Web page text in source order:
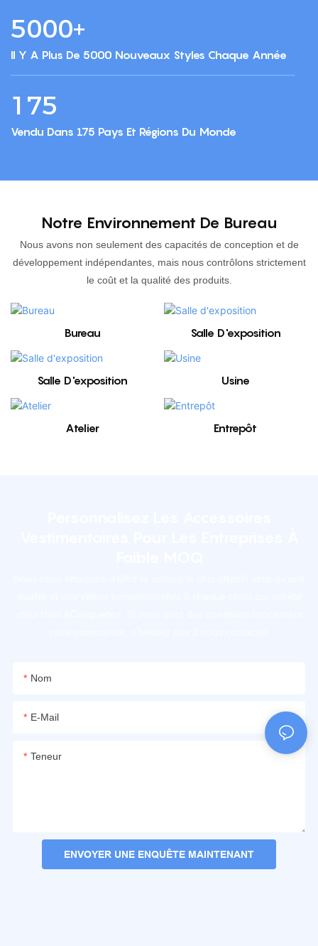
5000+
Il Y A Plus De 5000 Nouveaux Styles Chaque Année
175
Vendu Dans 175 Pays Et Régions Du Monde
Notre Environnement De Bureau
Nous avons non seulement des capacités de conception et de
développement indépendantes, mais nous contrôlons strictement
le coût et la qualité des produits.
Bureau Salle D'exposition
Salle D'exposition Usine
Atelier Entrepôt
Nom
E-Mail
Teneur
ENVOYER UNE ENQUÊTE MAINTENANT